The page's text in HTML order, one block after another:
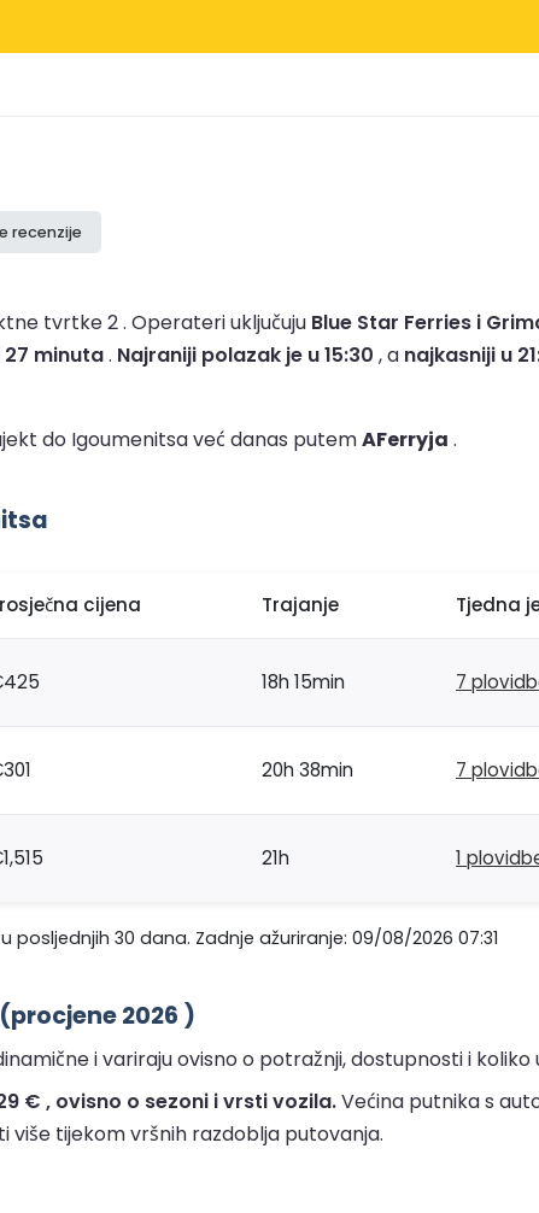
recenzije
tvrtke 2 . Operateri uključuju Blue Star Ferries i
27 minuta. Najraniji polazak je u 15:30 , a najkasniji u
do Igoumenitsa već danas putemAFerryja .
cijena Trajanje Tjedna
18h 15min 7
20h 38min 7
21h 1
30 dana. Zadnje ažuriranje: 09/08/2026 07:31
2026 )
i variraju ovisno o potražnji, dostupnosti i
€ , ovisno o sezoni i vrsti vozila.Većina putnika s
više tijekom vršnih razdoblja putovanja.